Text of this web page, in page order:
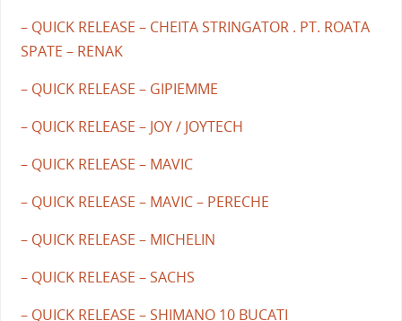
– QUICK RELEASE – CHEITA STRINGATOR . PT. ROATA
SPATE – RENAK
– QUICK RELEASE – GIPIEMME
– QUICK RELEASE – JOY / JOYTECH
– QUICK RELEASE – MAVIC
– QUICK RELEASE – MAVIC – PERECHE
– QUICK RELEASE – MICHELIN
– QUICK RELEASE – SACHS
– QUICK RELEASE – SHIMANO 10 BUCATI